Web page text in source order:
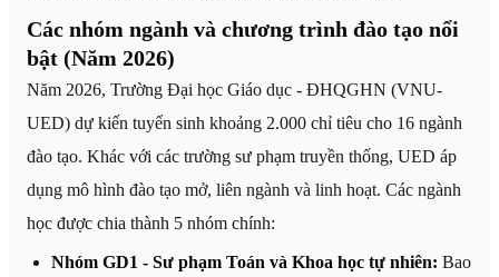
Các nhóm ngành và chương trình đào tạo nổi
bật (Năm 2026)
Năm 2026, Trường Đại học Giáo dục - ĐHQGHN (VNU-
UED) dự kiến tuyển sinh khoảng 2.000 chỉ tiêu cho 16 ngành
đào tạo. Khác với các trường sư phạm truyền thống, UED áp
dụng mô hình đào tạo mở, liên ngành và linh hoạt. Các ngành
học được chia thành 5 nhóm chính:
Nhóm GD1 - Sư phạm Toán và Khoa học tự nhiên: Bao